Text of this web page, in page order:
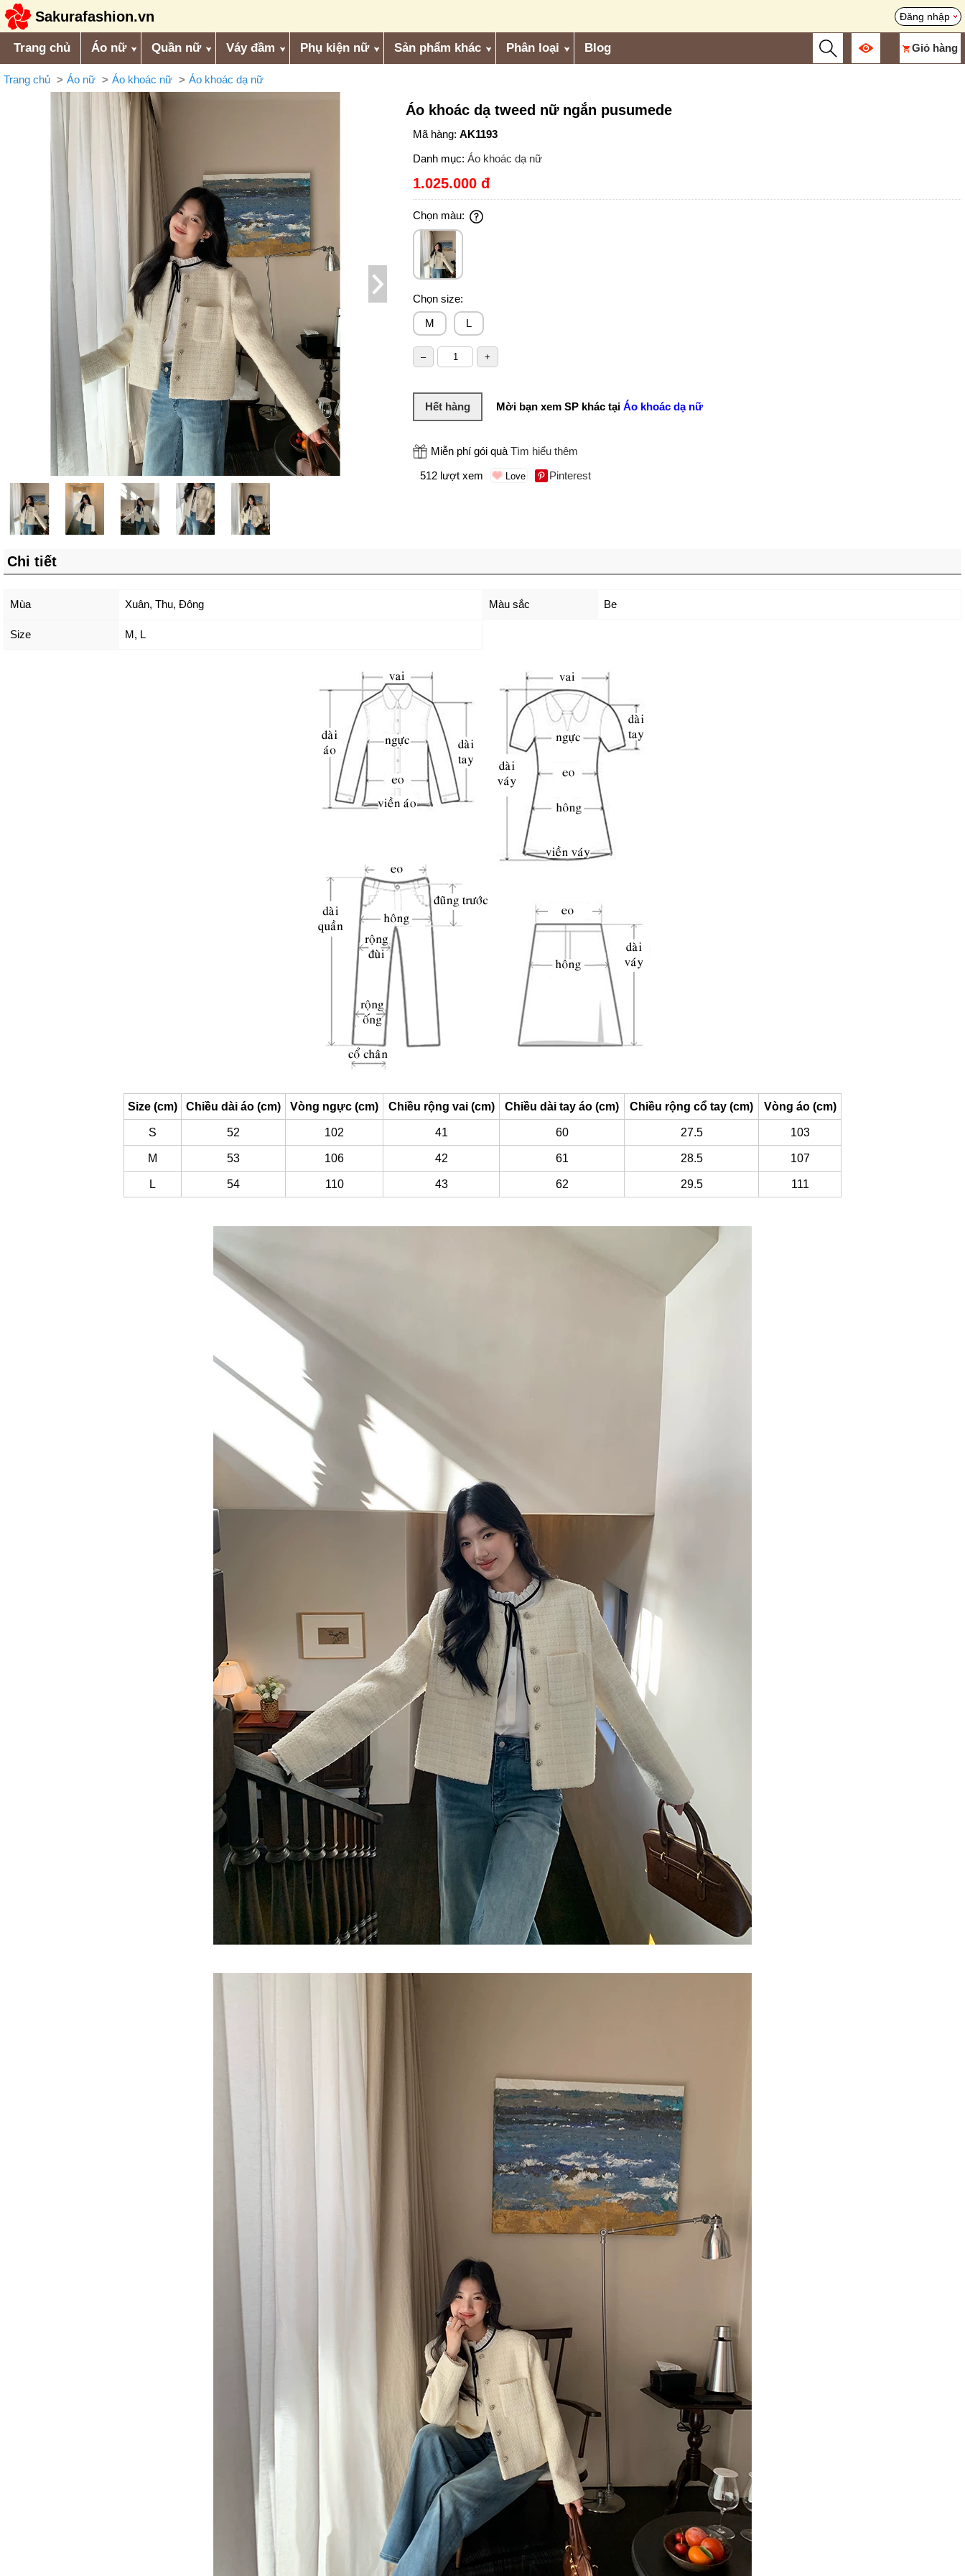
Sakurafashion.vn Đăng nhập
Trang chủ Áo nữ Quần nữ Váy đầm Phụ kiện nữ Sản phẩm khác Phân loại Blog Giỏ hàng
Trang chủ Áo nữ Áo khoác nữ Áo khoác dạ nữ
Áo khoác dạ tweed nữ ngắn pusumede
Mã hàng:AK1193
Danh mục:Áo khoác dạ nữ
1.025.000 đ
Chọn màu:
Chọn size:
M
L
Hết hàng Mời bạn xem SP khác tạiÁo khoác dạ nữ
Miễn phí gói quàTìm hiểu thêm
512 lượt xem
Pinterest
Chi tiết
Mùa Xuân, Thu, Đông Màu sắc Be
Size M, L
Size (cm) Chiều dài áo (cm) Vòng ngực (cm) Chiều rộng vai (cm) Chiều dài tay áo (cm) Chiều rộng cổ tay (cm) Vòng áo (cm)
S 52 102 41 60 27.5 103
M 53 106 42 61 28.5 107
L 54 110 43 62 29.5 111